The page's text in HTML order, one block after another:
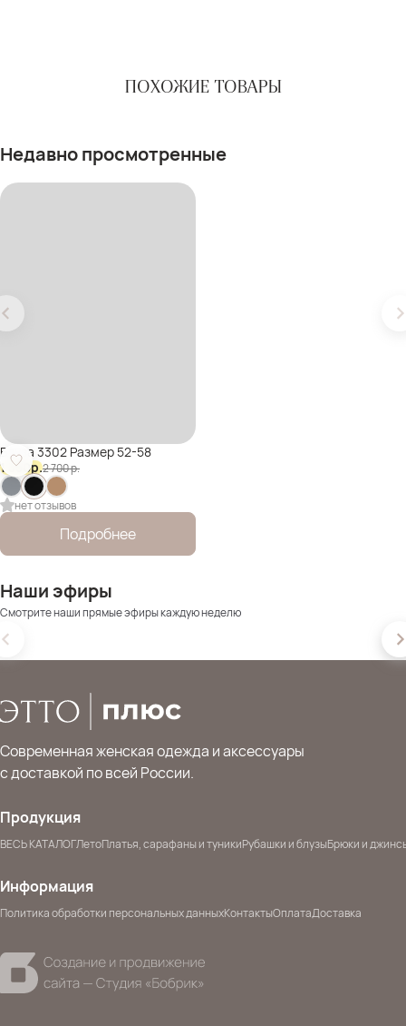
ПОХОЖИЕ ТОВАРЫ
Недавно просмотренные
Блуза 3302 Размер 52-58
1 350р.2 700р.
нет отзывов
Подробнее
Наши эфиры
Смотрите наши прямые эфиры каждую неделю
Современная женская одежда и аксессуары
с доставкой по всей России.
Продукция
ВЕСЬ КАТАЛОГЛетоПлатья, сарафаны и туникиРубашки и блузыБрюки и
Информация
Политика обработки персональных данныхКонтактыОплатаДоставка